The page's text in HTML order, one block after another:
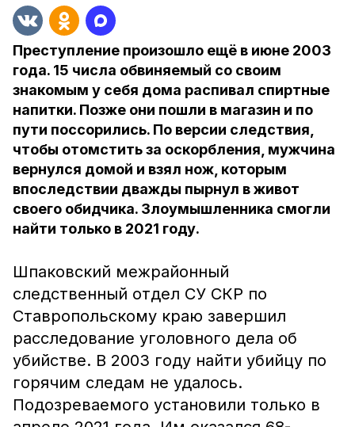
Преступление произошло ещё в июне 2003
года. 15 числа обвиняемый со своим
знакомым у себя дома распивал спиртные
напитки. Позже они пошли в магазин и по
пути поссорились. По версии следствия,
чтобы отомстить за оскорбления, мужчина
вернулся домой и взял нож, которым
впоследствии дважды пырнул в живот
своего обидчика. Злоумышленника смогли
найти только в 2021 году.
Шпаковский межрайонный
следственный отдел СУ СКР по
Ставропольскому краю завершил
расследование уголовного дела об
убийстве. В 2003 году найти убийцу по
горячим следам не удалось.
Подозреваемого установили только в